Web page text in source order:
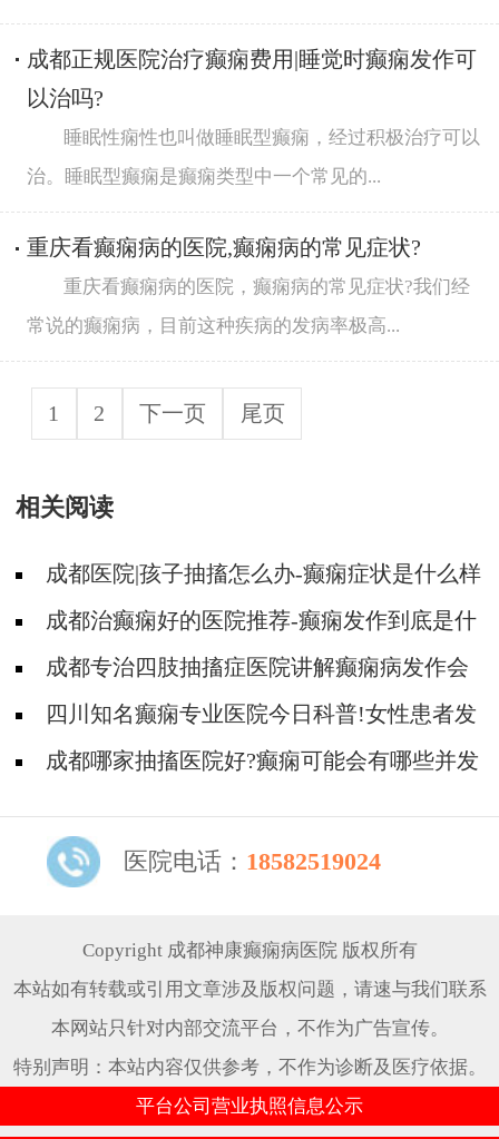
成都正规医院治疗癫痫费用|睡觉时癫痫发作可
以治吗?
睡眠性痫性也叫做睡眠型癫痫，经过积极治疗可以
治。睡眠型癫痫是癫痫类型中一个常见的...
重庆看癫痫病的医院,癫痫病的常见症状?
重庆看癫痫病的医院，癫痫病的常见症状?我们经
常说的癫痫病，目前这种疾病的发病率极高...
1 2 下一页 尾页
相关阅读
成都医院|孩子抽搐怎么办-癫痫症状是什么样
的? 成都治癫痫好的医院推荐-癫痫发作到底是什
么样的？
成都专治四肢抽搐症医院讲解癫痫病发作会
有哪些症状?
四川知名癫痫专业医院今日科普!女性患者发
作会有哪些症状?
成都哪家抽搐医院好?癫痫可能会有哪些并发
医院电话： 18582519024
Copyright 成都神康癫痫病医院 版权所有
本站如有转载或引用文章涉及版权问题，请速与我们联系
本网站只针对内部交流平台，不作为广告宣传。
特别声明：本站内容仅供参考，不作为诊断及医疗依据。
平台公司营业执照信息公示